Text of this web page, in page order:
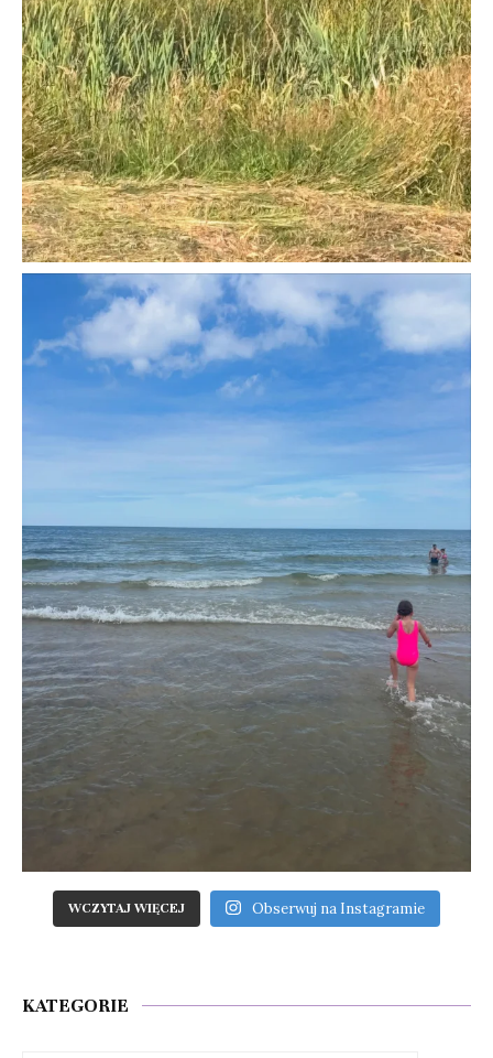
WCZYTAJ WIĘCEJ Obserwuj na Instagramie
KATEGORIE